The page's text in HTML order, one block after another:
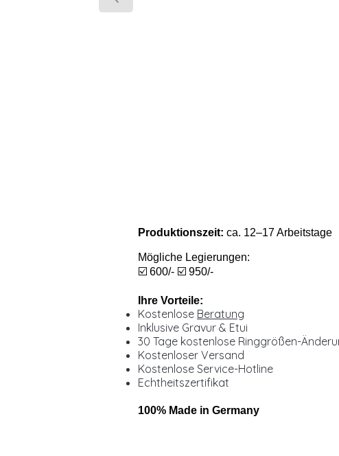
Produktionszeit: ca. 12–17 Arbeitstage
Mögliche Legierungen:
☑️ 600/- ☑️ 950/-
Ihre Vorteile:
Kostenlose Beratung
Inklusive Gravur & Etui
30 Tage kostenlose Ringgrößen-
Kostenloser Versand
Kostenlose Service-Hotline
Echtheitszertifikat
100% Made in Germany